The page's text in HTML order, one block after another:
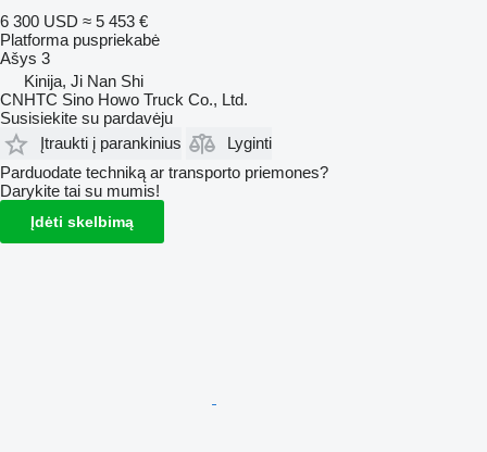
6 300 USD ≈ 5 453 €
Platforma puspriekabė
Ašys 3
Kinija, Ji Nan Shi
CNHTC Sino Howo Truck Co., Ltd.
Susisiekite su pardavėju
Įtraukti į parankinius
Lyginti
Parduodate techniką ar transporto priemones?
Darykite tai su mumis!
Įdėti skelbimą